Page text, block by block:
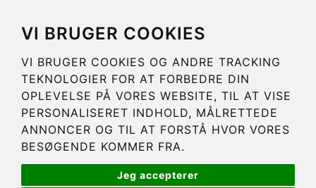
VI BRUGER COOKIES
VI BRUGER COOKIES OG ANDRE TRACKING
TEKNOLOGIER FOR AT FORBEDRE DIN
OPLEVELSE PÅ VORES WEBSITE, TIL AT VISE
PERSONALISERET INDHOLD, MÅLRETTEDE
ANNONCER OG TIL AT FORSTÅ HVOR VORES
BESØGENDE KOMMER FRA.
Jeg accepterer